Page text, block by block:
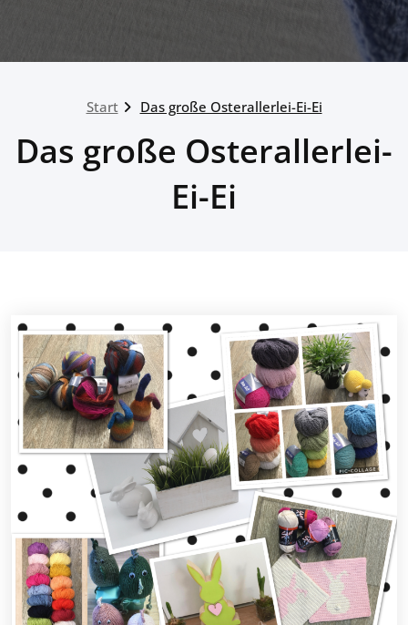
Start Das große Osterallerlei-Ei-Ei
Das große Osterallerlei-
Ei-Ei